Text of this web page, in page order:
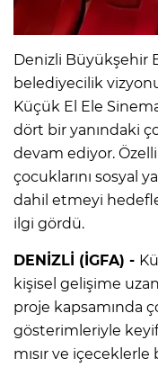
Denizli Büyükşehir
belediyecilik
Küçük El Ele
dört bir yanındaki
devam ediyor.
çocuklarını sosyal
dahil etmeyi
ilgi gördü.
DENİZLİ (İGFA) -
kişisel gelişime
proje kapsamında
gösterimleriyle
mısır ve